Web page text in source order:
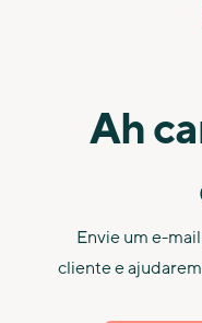
Ah
Envie um e-
cliente e